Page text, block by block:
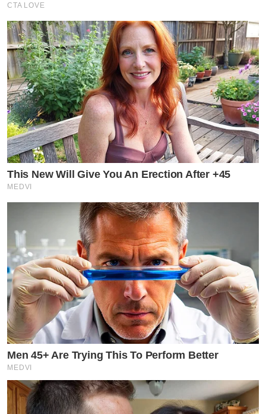
CTA LOVE
This New Will Give You An Erection After +45
MEDVI
Men 45+ Are Trying This To Perform Better
MEDVI